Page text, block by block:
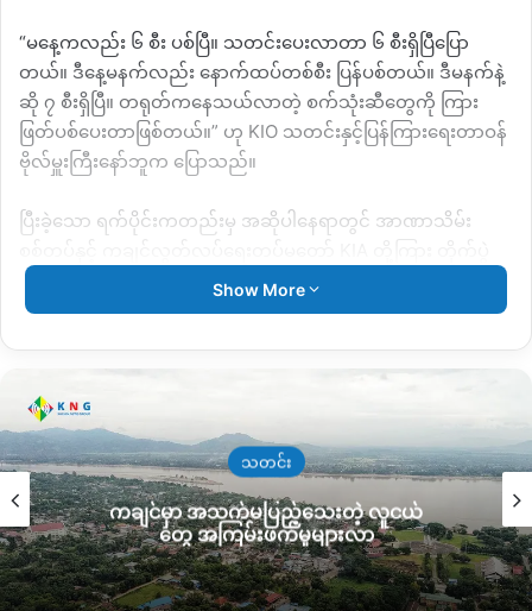
“မနေ့ကလည်း ၆ စီး ပစ်ပြီ။ သတင်းပေးလာတာ ၆ စီးရှိပြီပြော
တယ်။ ဒီနေ့မနက်လည်း နောက်ထပ်တစ်စီး ပြန်ပစ်တယ်။ ဒီမနက်နဲ့
ဆို ၇ စီးရှိပြီ။ တရုတ်ကနေသယ်လာတဲ့ စက်သုံးဆီတွေကို ကြား
ဖြတ်ပစ်ပေးတာဖြစ်တယ်။” ဟု KIO သတင်းနှင့်ပြန်ကြားရေးတာဝန်
ဗိုလ်မှူးကြီးနော်ဘူက ပြောသည်။
ပြီးခဲ့သော ရက်ပိုင်းကတည်းမှ အဆိုပါနေရာတွင် အာဏာသိမ်း
ဖြစ်ပွားခဲ့သော နေရာဖြစ်ကြောင်း သိရသည်။
ဘောက်ဆာကားများကို KIA က ပစ်ခတ်ဖျက်ဆီးမှုများ ပြုလုပ်နေ
ကြောင်း သိရသည်။
Show More
သတင်း
ကချင်မှာ အသက်မပြည့်သေးတဲ့ လူငယ်
တွေ အကြမ်းဖက်မှုများလာ